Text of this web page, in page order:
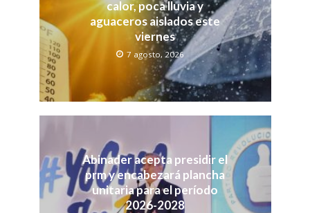
calor, poca lluvia y
aguaceros aislados este
viernes
7 agosto, 2026
Abinader acepta presidir el
prm y encabezará plancha
unitaria para el período
2026-2028